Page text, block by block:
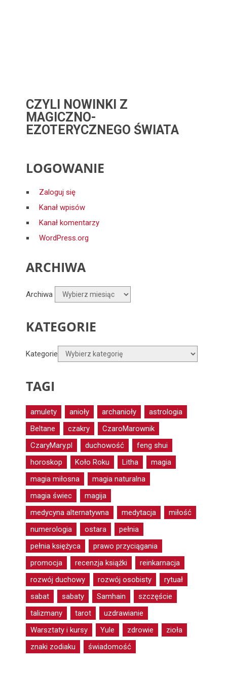
CZYLI NOWINKI Z
MAGICZNO-
EZOTERYCZNEGO ŚWIATA
LOGOWANIE
Zaloguj się
Kanał wpisów
Kanał komentarzy
WordPress.org
ARCHIWA
Archiwa
KATEGORIE
Kategorie
TAGI
amulety anioły archanioły
astrologia
Beltane
czakry
CzaroMarownik
CzaryMary.pl
duchowość
feng shui
horoskop
Koło Roku Litha
magia
magia miłosna
magia naturalna
magia świec
magija
medycyna alternatywna
medytacja
miłość
numerologia
ostara
pełnia
pełnia księżyca
prawo przyciągania
promocja
recenzja książki
reinkarnacja
rozwój duchowy
rozwój osobisty
rytuał
sabat
sabaty Samhain
szczęście
talizmany
tarot
uzdrawianie
Warsztaty i kursy
Yule zdrowie
zioła
znaki zodiaku
świadomość